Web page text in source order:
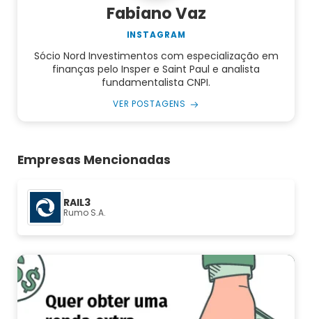
Fabiano Vaz
INSTAGRAM
Sócio Nord Investimentos com especialização em
finanças pelo Insper e Saint Paul e analista
fundamentalista CNPI.
VER POSTAGENS
Empresas Mencionadas
RAIL3
Rumo S.A.